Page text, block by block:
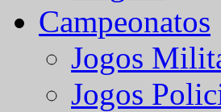
Campeonatos
Jogos
Jogos